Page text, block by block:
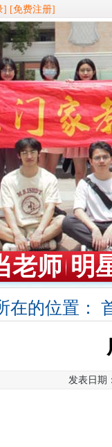
] [免费注册]
老师 明
在的位置：
发表日期